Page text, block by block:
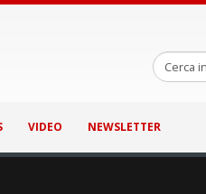
VIDEO NEWSLETTER